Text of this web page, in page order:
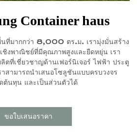
Container haus
นที่มากกว่า 8,000 ตร.ม. เรามุ่งมั่นสร้าง
ชิงพาณิชย์ที่มีคุณภาพสูงและยืดหยุ่น เรา
ตที่เชี่ยวชาญด้านเฟอร์นิเจอร์ ไฟฟ้า ประตู
าสามารถนำเสนอโซลูชันแบบครบวงจร
ต้นทุน และเป็นส่วนตัวได้
ขอใบเสนอราคา